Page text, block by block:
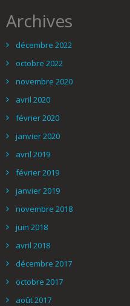
Archives
décembre 2022
octobre 2022
novembre 2020
avril 2020
février 2020
janvier 2020
avril 2019
février 2019
janvier 2019
novembre 2018
juin 2018
avril 2018
décembre 2017
octobre 2017
août 2017